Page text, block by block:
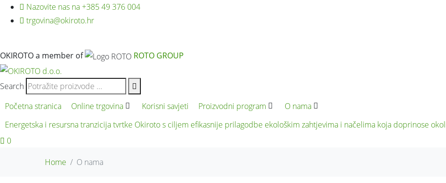
Nazovite nas na +385 49 376 004
trgovina@okiroto.hr
OKIROTO a member of ROTO GROUP
Search
Početna stranica
Online trgovina Korisni savjeti Proizvodni program
O nama
Energetska i resursna tranzicija tvrtke Okiroto s ciljem efikasnije prilagodbe ekološkim zahtjevima i načelima koja doprinose
0
Home
O nama